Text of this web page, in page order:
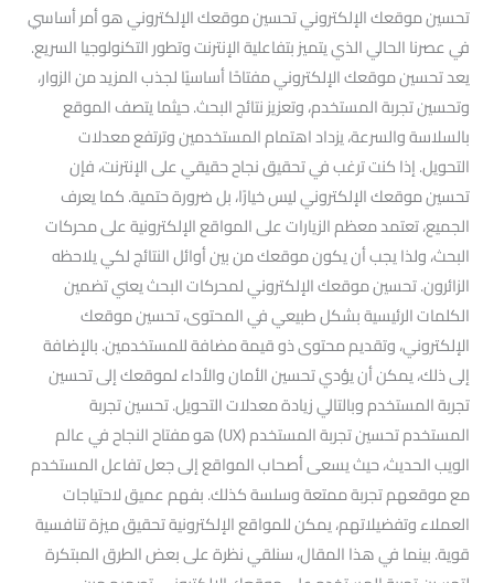
تحسين موقعك الإلكتروني تحسين موقعك الإلكتروني هو أمر أساسي
في عصرنا الحالي الذي يتميز بتفاعلية الإنترنت وتطور التكنولوجيا السريع.
يعد تحسين موقعك الإلكتروني مفتاحًا أساسيًا لجذب المزيد من الزوار،
وتحسين تجربة المستخدم، وتعزيز نتائج البحث. حيثما يتصف الموقع
بالسلاسة والسرعة، يزداد اهتمام المستخدمين وترتفع معدلات
التحويل. إذا كنت ترغب في تحقيق نجاح حقيقي على الإنترنت، فإن
تحسين موقعك الإلكتروني ليس خيارًا، بل ضرورة حتمية. كما يعرف
الجميع، تعتمد معظم الزيارات على المواقع الإلكترونية على محركات
البحث، ولذا يجب أن يكون موقعك من بين أوائل النتائج لكي يلاحظه
الزائرون. تحسين موقعك الإلكتروني لمحركات البحث يعني تضمين
الكلمات الرئيسية بشكل طبيعي في المحتوى، تحسين موقعك
الإلكتروني، وتقديم محتوى ذو قيمة مضافة للمستخدمين. بالإضافة
إلى ذلك، يمكن أن يؤدي تحسين الأمان والأداء لموقعك إلى تحسين
تجربة المستخدم وبالتالي زيادة معدلات التحويل. تحسين تجربة
المستخدم تحسين تجربة المستخدم (UX) هو مفتاح النجاح في عالم
الويب الحديث، حيث يسعى أصحاب المواقع إلى جعل تفاعل المستخدم
مع موقعهم تجربة ممتعة وسلسة كذلك. بفهم عميق لاحتياجات
العملاء وتفضيلاتهم، يمكن للمواقع الإلكترونية تحقيق ميزة تنافسية
قوية. بينما في هذا المقال، سنلقي نظرة على بعض الطرق المبتكرة